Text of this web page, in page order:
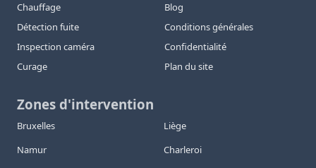
Chauffage
Détection fuite
Inspection caméra
Curage
Blog
Conditions générales
Confidentialité
Plan du site
Zones d'intervention
Bruxelles
Liège
Namur
Charleroi